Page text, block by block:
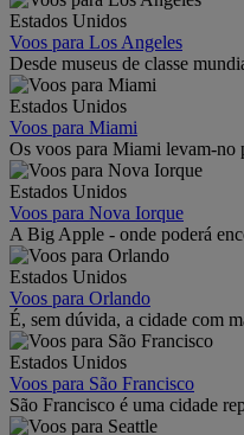
Estados Unidos
Voos para Los Angeles
Desde museus de classe
Estados Unidos
Voos para Miami
Os voos para Miami levam-no
Estados Unidos
Voos para Nova Iorque
A Big Apple - onde poderá
Estados Unidos
Voos para Orlando
É, sem dúvida, a cidade com
Estados Unidos
Voos para São Francisco
São Francisco é uma cidade